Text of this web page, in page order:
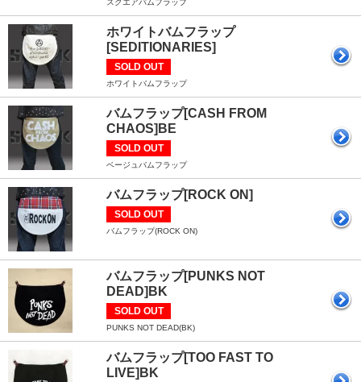
スクエアバムフラップ
ホワイトバムフラップ
[SEDITIONARIES]
SOLD OUT
ホワイトバムフラップ
バムフラップ[CASH FROM
CHAOS]BE
SOLD OUT
ベージュバムフラップ
バムフラップ[ROCK ON]
SOLD OUT
バムフラップ(ROCK ON)
バムフラップ[PUNKS NOT
DEAD]BK
SOLD OUT
PUNKS NOT DEAD(BK)
バムフラップ[TOO FAST TO
LIVE]BK